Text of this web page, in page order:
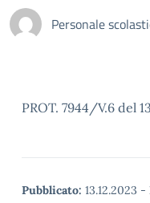
Personale
PROT. 7944/V.6 del
Pubblicato: 13.12.2023 -